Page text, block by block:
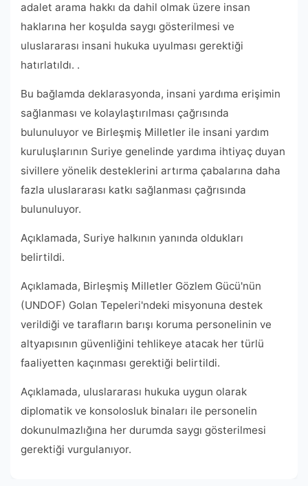
adalet arama hakkı da dahil olmak üzere insan
haklarına her koşulda saygı gösterilmesi ve
uluslararası insani hukuka uyulması gerektiği
hatırlatıldı. .
Bu bağlamda deklarasyonda, insani yardıma erişimin
sağlanması ve kolaylaştırılması çağrısında
bulunuluyor ve Birleşmiş Milletler ile insani yardım
kuruluşlarının Suriye genelinde yardıma ihtiyaç duyan
sivillere yönelik desteklerini artırma çabalarına daha
fazla uluslararası katkı sağlanması çağrısında
bulunuluyor.
Açıklamada, Suriye halkının yanında oldukları
belirtildi.
Açıklamada, Birleşmiş Milletler Gözlem Gücü'nün
(UNDOF) Golan Tepeleri'ndeki misyonuna destek
verildiği ve tarafların barışı koruma personelinin ve
altyapısının güvenliğini tehlikeye atacak her türlü
faaliyetten kaçınması gerektiği belirtildi.
Açıklamada, uluslararası hukuka uygun olarak
diplomatik ve konsolosluk binaları ile personelin
dokunulmazlığına her durumda saygı gösterilmesi
gerektiği vurgulanıyor.